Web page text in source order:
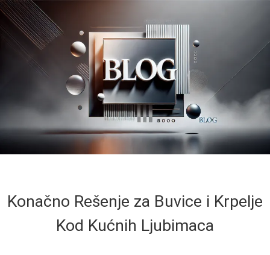
Konačno Rešenje za Buvice i Krpelje
Kod Kućnih Ljubimaca